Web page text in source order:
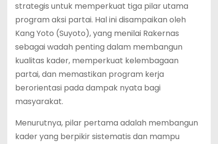
strategis untuk memperkuat tiga pilar utama
program aksi partai. Hal ini disampaikan oleh
Kang Yoto (Suyoto), yang menilai Rakernas
sebagai wadah penting dalam membangun
kualitas kader, memperkuat kelembagaan
partai, dan memastikan program kerja
berorientasi pada dampak nyata bagi
masyarakat.
Menurutnya, pilar pertama adalah membangun
kader yang berpikir sistematis dan mampu